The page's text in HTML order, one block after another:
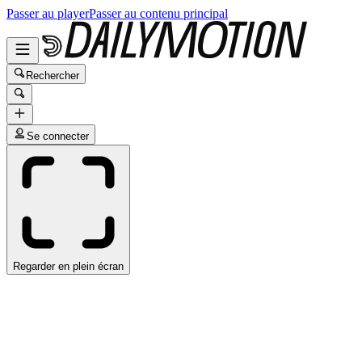
Passer au playerPasser au contenu principal
Rechercher
Se connecter
Regarder en plein écran